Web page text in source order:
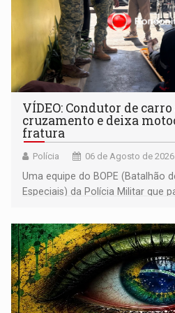
VÍDEO: Condutor de
cruzamento e deixa
fratura
Polícia 06 de Agosto de
Uma equipe do BOPE (Batalhão
Especiais) da Polícia Militar que